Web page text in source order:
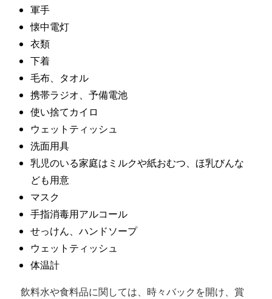
軍手
懐中電灯
衣類
下着
毛布、タオル
携帯ラジオ、予備電池
使い捨てカイロ
ウェットティッシュ
洗面用具
乳児のいる家庭はミルクや紙おむつ、ほ乳びんな
ども用意
マスク
手指消毒用アルコール
せっけん、ハンドソープ
ウェットティッシュ
体温計
飲料水や食料品に関しては、時々バックを開け、賞